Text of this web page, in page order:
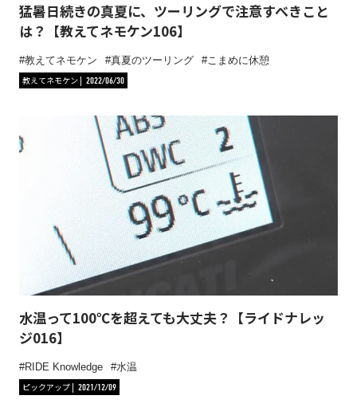
猛暑日続きの真夏に、ツーリングで注意すべきこと
は？【教えてネモケン106】
教えてネモケン 真夏のツーリング
こまめに休憩
教えてネモケン
2022/06/30
水温って100℃を超えても大丈夫？【ライドナレッ
ジ016】
RIDE Knowledge
水温
ピックアップ
2021/12/09